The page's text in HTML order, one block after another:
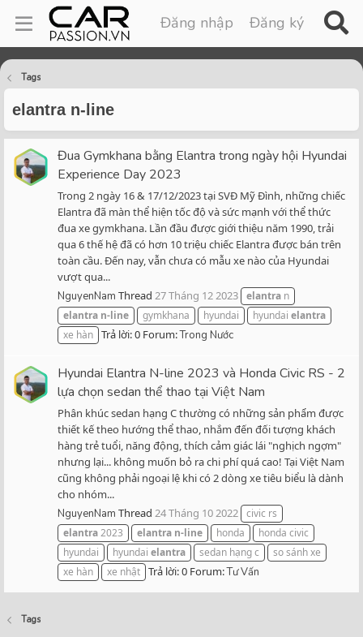
Đăng nhập Đăng ký
Tags
elantra n-line
Đua Gymkhana bằng Elantra trong ngày hội Hyundai
Experience Day 2023
Trong 2 ngày 16 & 17/12/2023 tại SVĐ Mỹ Đình, những chiếc
Elantra đã màn thể hiện tốc độ và sức mạnh với thể thức
đua xe gymkhana. Lần đầu được giới thiệu năm 1990, trải
qua 6 thế hệ đã có hơn 10 triệu chiếc Elantra được bán trên
toàn cầu. Đến nay, vẫn chưa có mẫu xe nào của Hyundai
vượt qua...
NguyenNam Thread 27 Tháng 12 2023 elantra n
elantra n-line gymkhana hyundai hyundai elantra
xe hàn Trả lời: 0 Forum:Trong Nước
Hyundai Elantra N-line 2023 và Honda Civic RS - 2
lựa chọn sedan thể thao tại Việt Nam
Phân khúc sedan hạng C thường có những sản phẩm được
thiết kế theo hướng thể thao, nhắm đến đối tượng khách
hàng trẻ tuổi, năng động, thích cảm giác lái "nghịch ngợm"
nhưng lại... không muốn bỏ ra chi phí quá cao! Tại Việt Nam
cũng không phải ngoại lệ khi có 2 dòng xe tiêu biểu là dành
cho nhóm...
NguyenNam Thread 24 Tháng 10 2022 civic rs
elantra2023 elantra n-line honda
honda civic
hyundai
hyundai elantra sedan hạng c
so sánh xe
xe hàn
xe nhật Trả lời: 0 Forum:Tư Vấn
Tags